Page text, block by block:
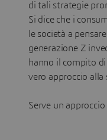
di tali strategie
Si dice che i
le società a
generazione Z
hanno il compito
vero approccio alla
Serve un